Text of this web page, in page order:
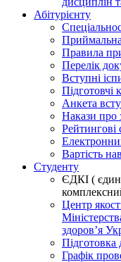
Абітурієнту
Приймальна
Правила
Перелік
Вступні
Підготовчі
Анкета
Накази про
Рейтингові
Вартість
Студенту
ЄДКІ (
Центр
здоровʼя
Графік